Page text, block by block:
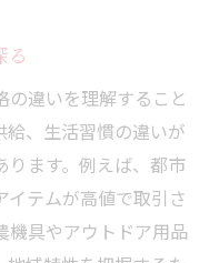
る
の違いを理解すること
、生活習慣の違いが
ります。例えば、都市
テムが高値で取引さ
機具やアウトドア用品